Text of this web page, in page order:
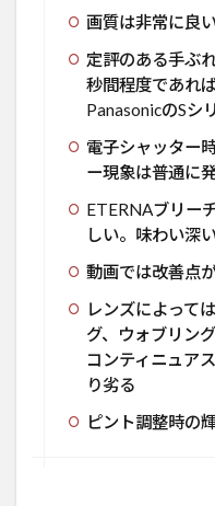
画質は非常に良
定評のある手ぶ
秒間程度であれ
PanasonicのSシ
電子シャッター
ー現象は普通に
ETERNAブリー
しい。味わい深
動画では改善点
レンズによって
グ、ウォブリン
コンティニュア
り劣る
ピント調整時の